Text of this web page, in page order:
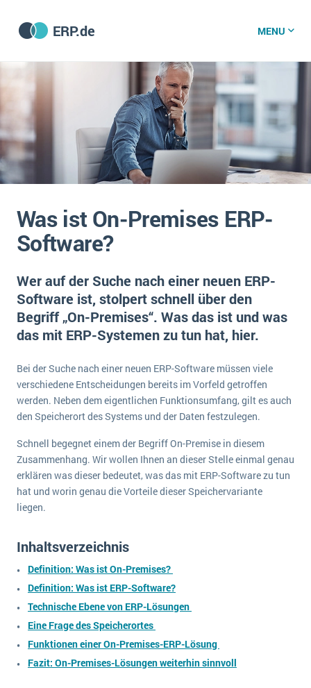
ERP.de
ERP software
Die 15 Schritte einer ERP‑Einführung
Was ist ERP?
Hintergrund
ERP-Software nach Branche
Plattform
Funktionalitäten
Kosten
Suche
Auswahl
Einführung
Schulung
Auswertung
Service und Wartung
ERP vergleichen
ERP für jede Branche
ERP-Software nach Branchen
Ämter
Bau
Bildungseinrichtungen
E-commerce
Einzelhandel
Finanzen
Grosshandel
Handel
Health Care
IKT
Installation
Maschinenbau
Medien
NGO
Lebensmittelindustrie
Logistik
Produktion
ERP Wissenszentrum
Vorgestellt
Die 4 Komponenten eines CRM-Systems
5 Funktionen einer ERP-Software für Konzerne
Was ist Data Mining? - Ein Leitfaden für Unternehmen
Mehr über ERP-Software
Ein WMS implementieren: Das sind die 6
wichtigsten Punkte, die es zu beachten gilt
Service Level Agreements (SLA) und ERP: Was muss man wissen?
Was ist ERP?
ERP-Experten
Offene Stellen bei ERP-Lieferanten
DSGVO/GDPR
Impressum
Kontakt
MENU
Was ist On-Premises ERP-
Software?
Wer auf der Suche nach einer neuen ERP-
Software ist, stolpert schnell über den
Begriff „On-Premises“. Was das ist und was
das mit ERP-Systemen zu tun hat, hier.
Bei der Suche nach einer neuen ERP-Software müssen viele
verschiedene Entscheidungen bereits im Vorfeld getroffen
werden. Neben dem eigentlichen Funktionsumfang, gilt es auch
den Speicherort des Systems und der Daten festzulegen.
Schnell begegnet einem der Begriff On-Premise in diesem
Zusammenhang. Wir wollen Ihnen an dieser Stelle einmal genau
erklären was dieser bedeutet, was das mit ERP-Software zu tun
hat und worin genau die Vorteile dieser Speichervariante
liegen.
Inhaltsverzeichnis
Definition: Was ist On-Premises?
Definition: Was ist ERP-Software?
Technische Ebene von ERP-Lösungen
Eine Frage des Speicherortes
Funktionen einer On-Premises-ERP-Lösung
Fazit: On-Premises-Lösungen weiterhin sinnvoll